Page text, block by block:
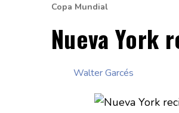
Copa Mundial
Nueva York
Walter Garcés